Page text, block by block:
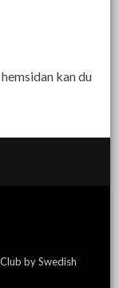
kan du
by Swedish